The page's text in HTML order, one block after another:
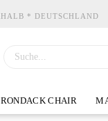
* DEUTSCHLAND
CHAIR